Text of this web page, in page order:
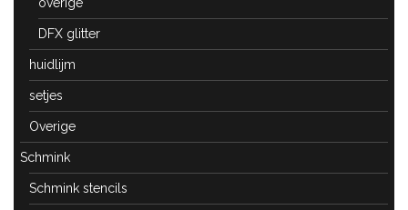
DFX glitter
huidlijm
setjes
Overige
Schmink
Schmink stencils